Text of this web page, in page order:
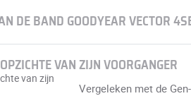
DE BAND GOODYEAR VECTOR
VAN ZIJN VOORGANGER
Vergeleken met de